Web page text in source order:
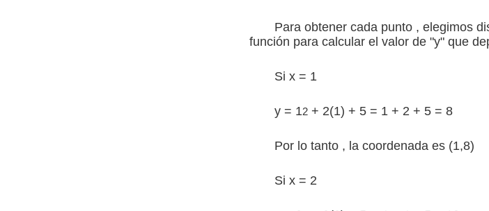
Para obtener cada punto , elegimos
función para calcular el valor de "y" que
Si x = 1
y = 12+ 2(1) + 5 = 1 + 2 + 5 = 8
Por lo tanto , la coordenada es (1,8)
Si x = 2